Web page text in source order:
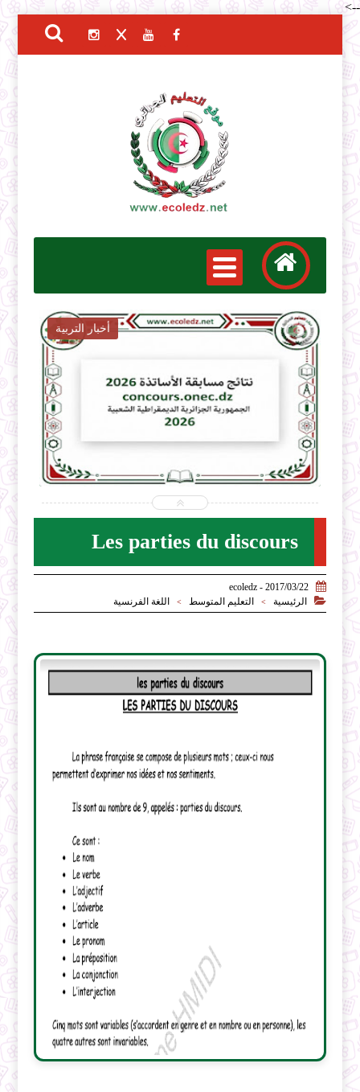
-->
08-06
ecoledz.net
أخبار التربية
2026-07-31
ecoledz.net
Les parties du discours

2017/03/22 - ecoledz

الرئيسية > التعليم المتوسط > اللغة الفرنسية